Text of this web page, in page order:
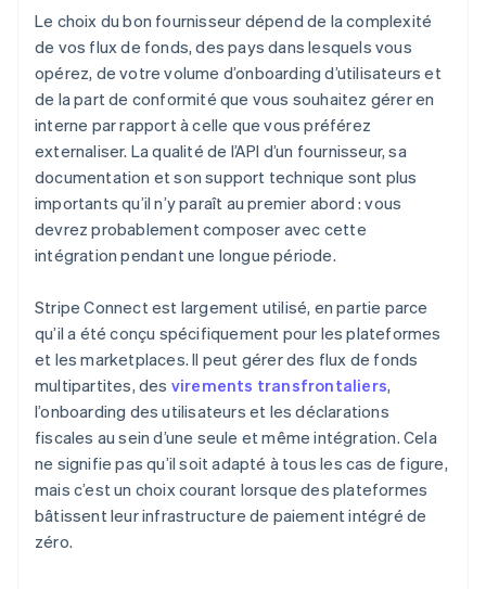
Le choix du bon fournisseur dépend de la complexité
de vos flux de fonds, des pays dans lesquels vous
opérez, de votre volume d’onboarding d’utilisateurs et
de la part de conformité que vous souhaitez gérer en
interne par rapport à celle que vous préférez
externaliser. La qualité de l’API d’un fournisseur, sa
documentation et son support technique sont plus
importants qu’il n’y paraît au premier abord : vous
devrez probablement composer avec cette
intégration pendant une longue période.
Stripe Connect est largement utilisé, en partie parce
qu’il a été conçu spécifiquement pour les plateformes
et les marketplaces. Il peut gérer des flux de fonds
multipartites, des virements transfrontaliers,
l’onboarding des utilisateurs et les déclarations
fiscales au sein d’une seule et même intégration. Cela
ne signifie pas qu’il soit adapté à tous les cas de figure,
mais c’est un choix courant lorsque des plateformes
bâtissent leur infrastructure de paiement intégré de
zéro.